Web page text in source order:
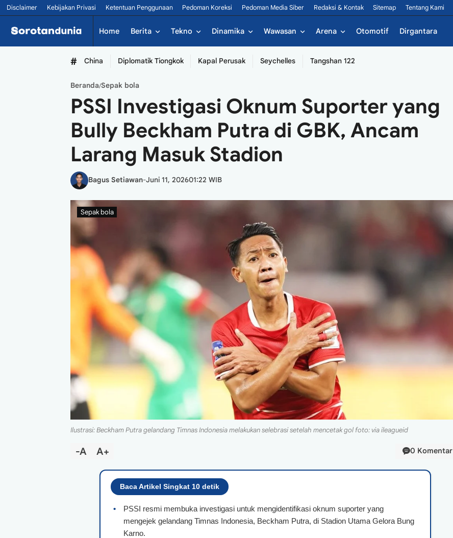
Disclaimer Kebijakan Privasi Ketentuan Penggunaan Pedoman Koreksi Pedoman Media Siber Redaksi & Kontak Sitemap Tentang Kami
Home Berita Tekno Dinamika Wawasan Arena Otomotif Dirgantara
# China Diplomatik Tiongkok Kapal Perusak Seychelles Tangshan 122
Beranda/Sepak bola
PSSI Investigasi Oknum Suporter yang
Bully Beckham Putra di GBK, Ancam
Larang Masuk Stadion
Bagus Setiawan-Juni 11, 202601:22 WIB
Sepak bola
Ilustrasi: Beckham Putra gelandang Timnas Indonesia melakukan selebrasi setelah mencetak gol foto: via ileagueid
-A A+ 0 Komentar
Baca Artikel Singkat 10 detik
•
PSSI resmi membuka investigasi untuk mengidentifikasi oknum suporter yang
mengejek gelandang Timnas Indonesia, Beckham Putra, di Stadion Utama Gelora Bung
Karno.